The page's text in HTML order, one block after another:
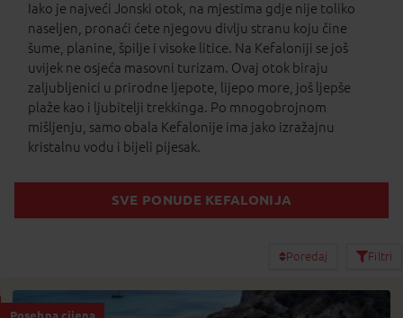
Iako je najveći Jonski otok, na mjestima gdje nije toliko
naseljen, pronaći ćete njegovu divlju stranu koju čine
šume, planine, špilje i visoke litice. Na Kefaloniji se još
uvijek ne osjeća masovni turizam. Ovaj otok biraju
zaljubljenici u prirodne ljepote, lijepo more, još ljepše
plaže kao i ljubitelji trekkinga. Po mnogobrojnom
mišljenju, samo obala Kefalonije ima jako izražajnu
kristalnu vodu i bijeli pijesak.
SVE PONUDE KEFALONIJA
Poredaj Filtri